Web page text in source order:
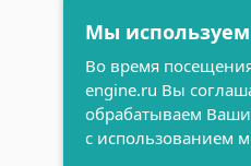
дизельные
Мы используем
Во время
engine.ru Вы
обрабатываем
с использованием